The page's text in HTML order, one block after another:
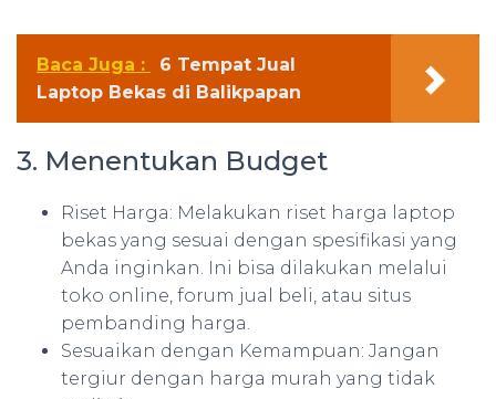
Baca Juga :
6 Tempat Jual
Laptop Bekas di Balikpapan
3. Menentukan Budget
Riset Harga: Melakukan riset harga laptop
bekas yang sesuai dengan spesifikasi yang
Anda inginkan. Ini bisa dilakukan melalui
toko online, forum jual beli, atau situs
pembanding harga.
Sesuaikan dengan Kemampuan: Jangan
tergiur dengan harga murah yang tidak